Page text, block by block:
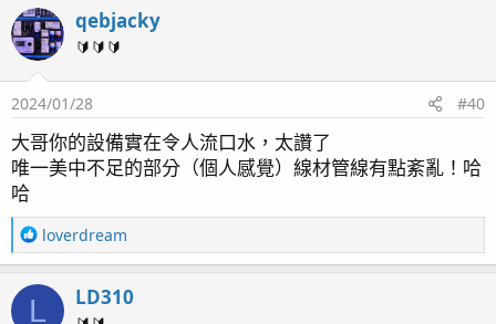
EDEN 300W 加溫棒<--一年多之前跟著45立方缸買來冬天
混鹽加溫用，不知道有沒有使用或保存壽命，希望能用個
五年八年再壞吧！
礁岩極限Wifi自動補水機 RO版<--用了他們家五六年了每
app介面頗醜，遠端連線穩定性稍弱，但在補水穩定性及
可靠性沒出過問題
LaMotte WaterLink Spin Touch FF (Code 3587)<--美規
版海水八個參數快速水質分析儀，自己從e-Bay訂進台
灣，與台版FX(Code 3589)些微不同
LaMotte SpinDisk Reagent Cartridge, FF Salt Water
Series (Code 4352-H)<--海水磁盤 : 鹼、氨、鈣、鎂、硝
qebjacky
🔰🔰🔰
2024/01/28 #40
大哥你的設備實在令人流口水，太讚了
唯一美中不足的部分（個人感覺）線材管線有點紊亂！哈
哈
R
e
t
loverdream
L LD310